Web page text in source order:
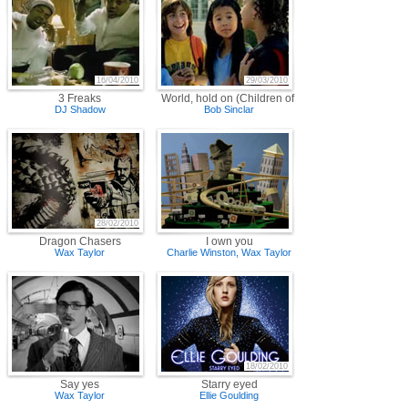
3 Freaks
16/04/2010
DJ Shadow
World, hold on (Children of the sky)
29/03/2010
Bob Sinclar
Dragon Chasers
28/02/2010
Wax Taylor
I own you
Charlie Winston ,Wax Taylor
Say yes
Wax Taylor
Starry eyed
18/02/2010
Ellie Goulding